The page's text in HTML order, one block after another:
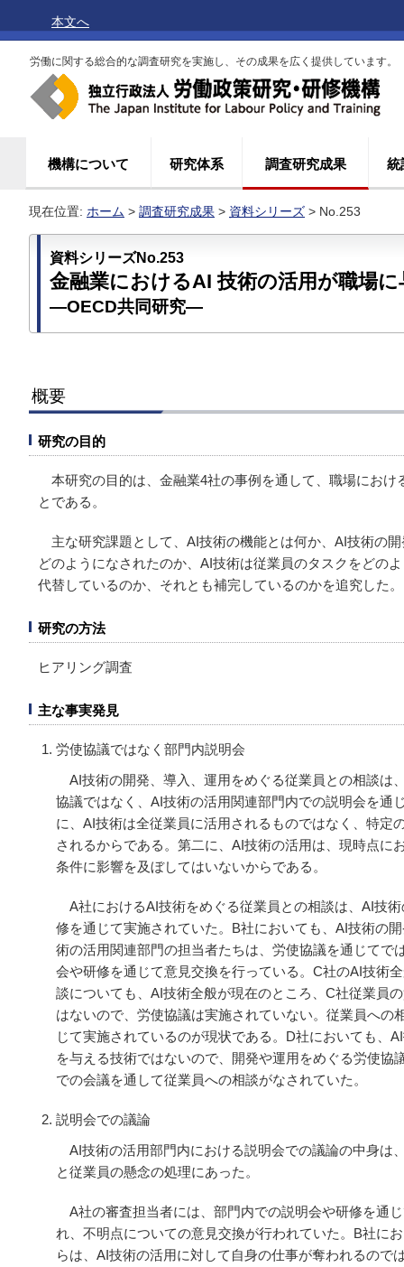
本文へ
労働に関する総合的な調査研究を実施し、その成果を広く提供しています。
機構について 研究体系 調査研究成果 統
現在位置: ホーム > 調査研究成果 > 資料シリーズ > No.253
資料シリーズNo.253
金融業におけるAI 技術の活用が職場
―OECD共同研究―
概要
研究の目的
本研究の目的は、金融業4社の事例を通して、職場にお
とである。
主な研究課題として、AI技術の機能とは何か、AI技術の
どのようになされたのか、AI技術は従業員のタスクをどの
代替しているのか、それとも補完しているのかを追究した。
研究の方法
ヒアリング調査
主な事実発見
労使協議ではなく部門内説明会
AI技術の開発、導入、運用をめぐる従業員との相談は
協議ではなく、AI技術の活用関連部門内での説明会を通
に、AI技術は全従業員に活用されるものではなく、特定
されるからである。第二に、AI技術の活用は、現時点に
条件に影響を及ぼしてはいないからである。
A社におけるAI技術をめぐる従業員との相談は、AI技
修を通じて実施されていた。B社においても、AI技術の
術の活用関連部門の担当者たちは、労使協議を通じてで
会や研修を通じて意見交換を行っている。C社のAI技術
談についても、AI技術全般が現在のところ、C社従業員
はないので、労使協議は実施されていない。従業員への
じて実施されているのが現状である。D社においても、
を与える技術ではないので、開発や運用をめぐる労使協
での会議を通して従業員への相談がなされていた。
説明会での議論
AI技術の活用部門内における説明会での議論の中身は
と従業員の懸念の処理にあった。
A社の審査担当者には、部門内での説明会や研修を通
れ、不明点についての意見交換が行われていた。B社に
らは、AI技術の活用に対して自身の仕事が奪われるので